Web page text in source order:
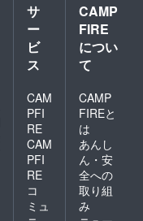
サ
ー
ビ
ス
CAM
PFI
RE
CAM
PFI
RE
コ
ミュ
CAMP
FIRE
につい
て
CAMP
FIREと
は
あんし
ん・安
全への
取り組
み